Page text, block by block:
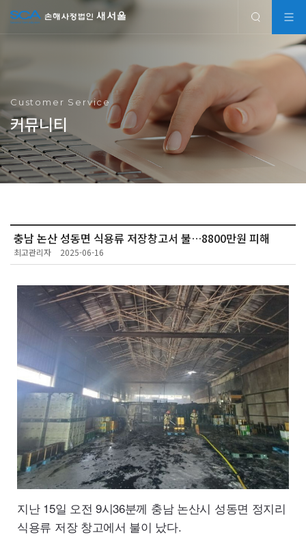
Customer Service
커뮤니티
충남 논산 성동면 식용류 저장창고서 불…8800만원 피해
최고관리자 2025-06-16
지난 15일 오전 9시36분께 충남 논산시 성동면 정지리
식용류 저장 창고에서 불이 났다.